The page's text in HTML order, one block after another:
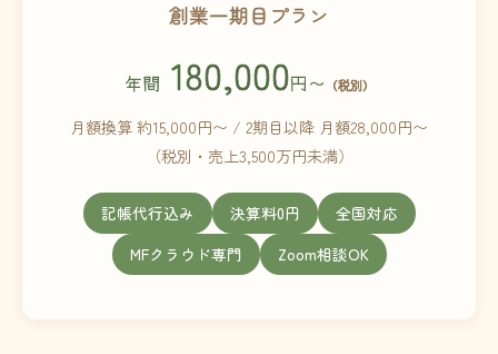
創業一期目プラン
年間 180,000円〜 （税別）
月額換算 約15,000円〜 / 2期目以降 月額28,000円〜
（税別・売上3,500万円未満）
記帳代行込み 決算料0円
全国対応
MFクラウド専門
Zoom相談OK